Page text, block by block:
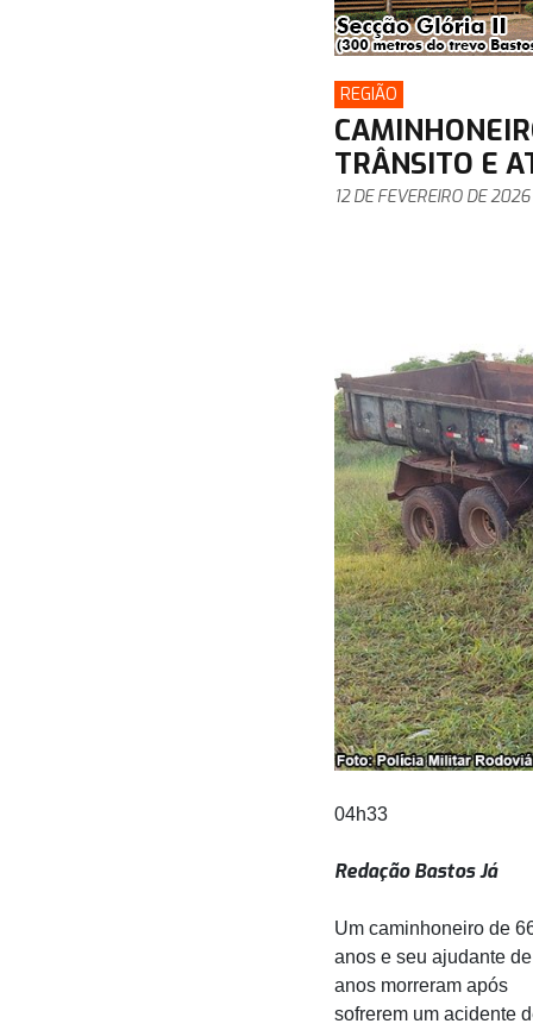
REGIÃO
TRÂNSITO E
12 DE FEVEREIRO DE 2026
04h33
Redação Bastos Já
Um caminhoneiro de
anos e seu ajudante
anos morreram após
sofrerem um acidente